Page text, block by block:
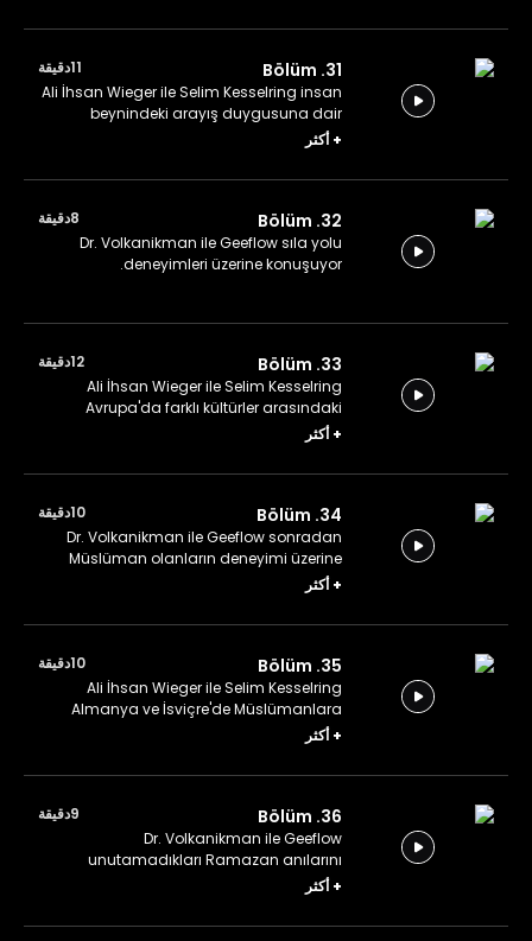
31. Bölüm
11دقيقة
Ali İhsan Wieger ile Selim Kesselring insan
beynindeki arayış duygusuna dair
konuşuyor.
+أكثر
32. Bölüm
8دقيقة
Dr. Volkanikman ile Geeflow sıla yolu
deneyimleri üzerine konuşuyor.
33. Bölüm
12دقيقة
Ali İhsan Wieger ile Selim Kesselring
Avrupa'da farklı kültürler arasındaki
alışveriş üzerine konuşuyor.
+أكثر
34. Bölüm
10دقيقة
Dr. Volkanikman ile Geeflow sonradan
Müslüman olanların deneyimi üzerine
konuşuyor.
+أكثر
35. Bölüm
10دقيقة
Ali İhsan Wieger ile Selim Kesselring
Almanya ve İsviçre'de Müslümanlara
bakış üzerine deneyimlerini anlatıyor.
+أكثر
36. Bölüm
9دقيقة
Dr. Volkanikman ile Geeflow
unutamadıkları Ramazan anılarını
paylaşıyorlar.
+أكثر